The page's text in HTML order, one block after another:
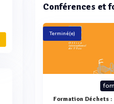
Conférences et
Terminé(e)
Formation Déchets